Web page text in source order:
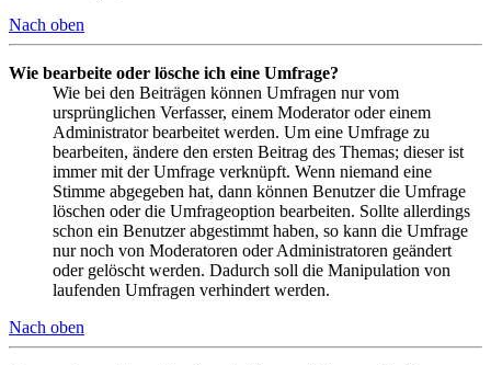
Nach oben
Wie bearbeite oder lösche ich eine Umfrage?
Wie bei den Beiträgen können Umfragen nur vom
ursprünglichen Verfasser, einem Moderator oder einem
Administrator bearbeitet werden. Um eine Umfrage zu
bearbeiten, ändere den ersten Beitrag des Themas; dieser ist
immer mit der Umfrage verknüpft. Wenn niemand eine
Stimme abgegeben hat, dann können Benutzer die Umfrage
löschen oder die Umfrageoption bearbeiten. Sollte allerdings
schon ein Benutzer abgestimmt haben, so kann die Umfrage
nur noch von Moderatoren oder Administratoren geändert
oder gelöscht werden. Dadurch soll die Manipulation von
laufenden Umfragen verhindert werden.
Nach oben